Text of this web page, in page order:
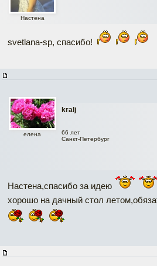
Настена
svetlana-sp, спасибо!
kralj
елена
66 лет
Санкт-Петербург
Настена,спасибо за идею
хорошо на дачный стол